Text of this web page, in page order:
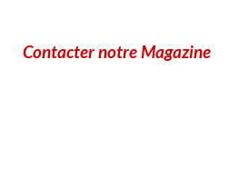
Contacter notre Magazine